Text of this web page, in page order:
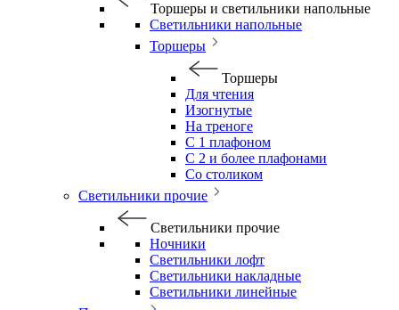
Торшеры и светильники напольные
Светильники напольные
Торшеры
Торшеры
Для чтения
Изогнутые
На треноге
С 1 плафоном
С 2 и более плафонами
Со столиком
Светильники прочие
Светильники прочие
Ночники
Светильники лофт
Светильники накладные
Светильники линейные